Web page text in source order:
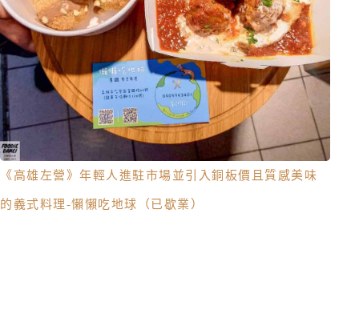
《高雄左營》年輕人進駐市場並引入銅板價且質感美味
的義式料理-懶懶吃地球（已歇業）